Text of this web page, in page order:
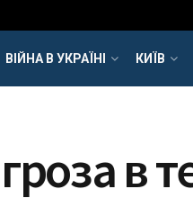
ВІЙНА В УКРАЇНІ КИЇВ
в